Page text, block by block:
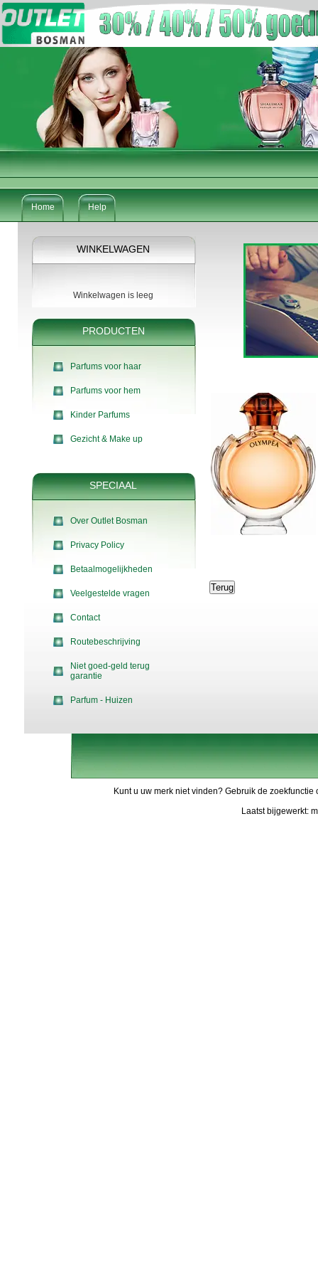
Home Help
WINKELWAGEN
Winkelwagen is leeg
PRODUCTEN
Parfums voor haar
Parfums voor hem
Kinder Parfums
Gezicht & Make up
SPECIAAL
Over Outlet Bosman
Privacy Policy
Betaalmogelijkheden
Veelgestelde vragen
Contact
Routebeschrijving
Niet goed-geld terug
garantie
Parfum - Huizen
Kunt u uw merk niet vinden? Gebruik de
Laatst bijgewerkt: